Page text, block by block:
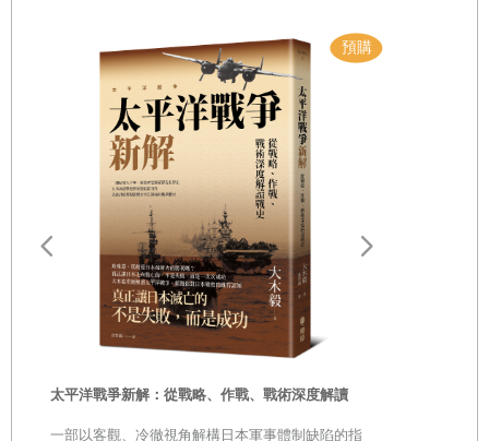
第二十三章 摩爾多瓦──歐洲大陸的窮困角落
如何區分羅馬尼亞和摩爾多瓦／歐洲最貧窮的國家／探訪外
聶斯特里亞／認識聶斯特河的左岸居民／蒂拉斯波爾的凌虐
者／地獄公路／重訪外聶斯特里亞的妖婦／哪個國家酒量最
大？／搭便車遊遍摩爾多瓦北部／跟和平工作團的志工玩沙
發衝浪／訪問一位博物館館長／摩爾多瓦能教我們什麼
第二十四章 烏克蘭──東西方相遇的歐洲之門
共產主義的影子／烏克蘭的派對城：敖德薩／被俄羅斯併吞
之前的克里米亞／重返烏克蘭／烏克蘭人對自己國家的看法
／實際情況到底如何？／小心，在東歐不要碰冷的東西／拜
訪烏克蘭的七大奇蹟／美哉利維夫／烏克蘭的語言／外強中
（nomenklatura）太強勢，過去多次改革都被他們阻止。」
戈巴契夫有三個偉大思想，不過你可能只聽過前面兩個：開
放政策（glasnost）、改革重組（perestroika）與促進經濟
（uskoreniye）。他應當強調第三點，而非第一點。他在一
九八八年開始允許私有企業存在，但限制太多，時機也太
遲，東歐的革命已經開始。如普丁所言，戈巴契夫造就了
「二十世紀最大的地緣政治災難」。
到了最後，當初艾森豪提出的冷戰骨牌理論並沒有錯，只是
方向相反。東歐革命將共產政權逐一推倒，拉丁美洲和非洲
的共產骨牌也跟著倒下，連白俄羅斯、中國和越南的共產政
太平洋戰爭新解：從戰略、作戰、戰術深度解讀
一部以客觀、冷徹視角解構日本軍事體制缺陷的指